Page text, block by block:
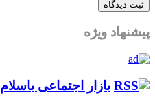
پیشنهاد ویژه
بازار اجتماعی باسلام